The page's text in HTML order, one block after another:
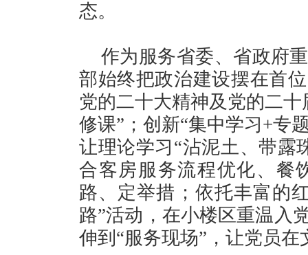
态。
作为服务省委、省政府
部始终把政治建设摆在首
党的二十大精神及党的二
修课”；创新“集中学习+专
让理论学习“沾泥土、带露
合客房服务流程优化、餐
路、定举措；依托丰富的
路”活动，在小楼区重温入
伸到“服务现场”，让党员